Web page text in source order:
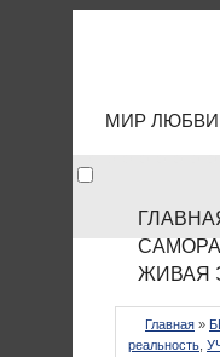
МИР
ЖИВАЯ
Главная »
реальность